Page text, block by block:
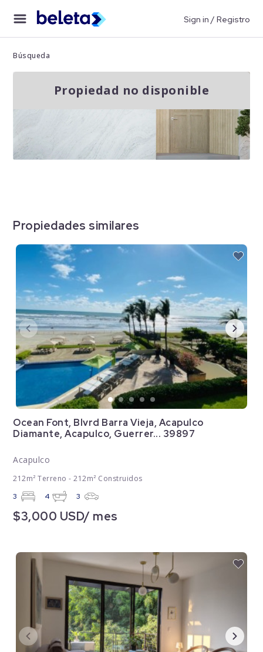
Sign in / Registro
Búsqueda
Propiedad no disponible
Propiedades similares
Ocean Font, Blvrd Barra Vieja, Acapulco
Diamante, Acapulco, Guerrer... 39897
Acapulco
212m² Terreno - 212m² Construidos
3 4 3
$3,000 USD/ mes